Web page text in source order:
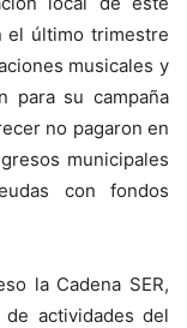
el último trimestre
musicales y
para su campaña
no pagaron en
municipales
con fondos
la Cadena SER,
actividades del